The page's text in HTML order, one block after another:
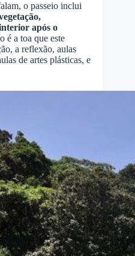
o passeio inclui
após o
é a toa que este
a reflexão, aulas
de artes plásticas, e